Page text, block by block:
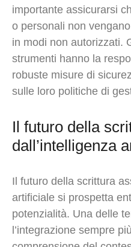
importante assicurarsi
o personali non
in modi non autorizzati.
strumenti hanno la
robuste misure di
sulle loro politiche di
Il futuro della
dall’intelligenza
Il futuro della scrittura
artificiale si prospetta
potenzialità. Una delle
l’integrazione sempre